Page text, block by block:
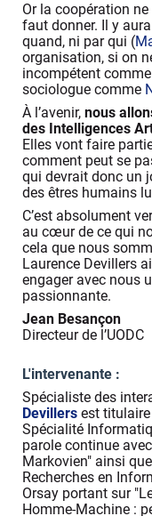
Or la coopération ne
faut donner. Il y
quand, ni par qui (
organisation, si on
incompétent
sociologue comme
À l’avenir,nous
des Intelligences
Elles vont faire
comment peut se
qui devrait donc un
des êtres humains
C’est absolument
au cœur de ce qui
cela que nous
Laurence Devillers
engager avec nous
passionnante.
Jean Besançon
Directeur de l’UODC
L'intervenante :
Spécialiste des
Devillers est
Spécialité
parole continue
Markovien" ainsi
Recherches en
Orsay portant sur
Homme-Machine :